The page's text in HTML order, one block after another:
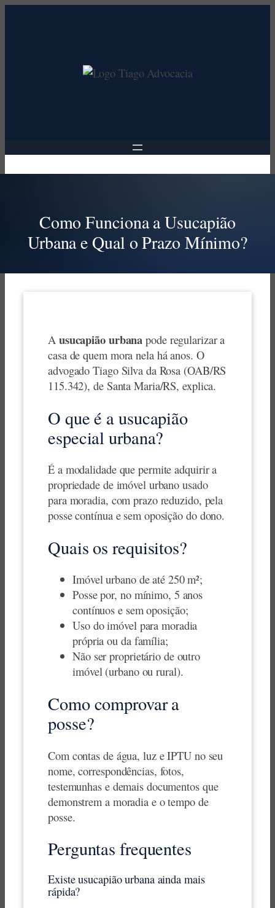
Como Funciona a Usucapião
Urbana e Qual o Prazo Mínimo?
A usucapião urbana pode regularizar a
casa de quem mora nela há anos. O
advogado Tiago Silva da Rosa (OAB/RS
115.342), de Santa Maria/RS, explica.
O que é a usucapião
especial urbana?
É a modalidade que permite adquirir a
propriedade de imóvel urbano usado
para moradia, com prazo reduzido, pela
posse contínua e sem oposição do dono.
Quais os requisitos?
Imóvel urbano de até 250 m²;
Posse por, no mínimo, 5 anos
contínuos e sem oposição;
Uso do imóvel para moradia
própria ou da família;
Não ser proprietário de outro
imóvel (urbano ou rural).
Como comprovar a
posse?
Com contas de água, luz e IPTU no seu
nome, correspondências, fotos,
testemunhas e demais documentos que
demonstrem a moradia e o tempo de
posse.
Perguntas frequentes
Existe usucapião urbana ainda mais
rápida?